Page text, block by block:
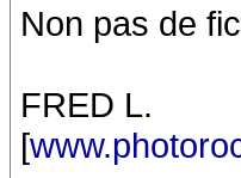
Non pas de
FRED L.
[